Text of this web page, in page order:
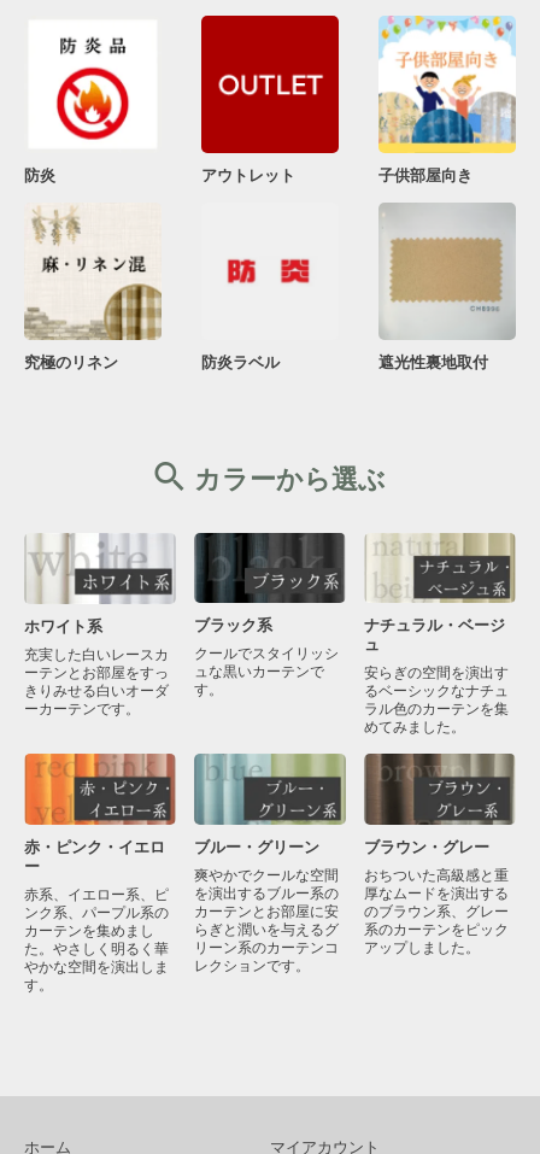
防炎 アウトレット 子供部屋向き
究極のリネン 防炎ラベル 遮光性裏地取付
カラーから選ぶ
ホワイト系
充実した白いレースカ
ーテンとお部屋をすっ
きりみせる白いオーダ
ーカーテンです。
ブラック系
クールでスタイリッシ
ュな黒いカーテンで
す。
ナチュラル・ベージ
ュ
安らぎの空間を演出す
るベーシックなナチュ
ラル色のカーテンを集
めてみました。
赤・ピンク・イエロ
ー
赤系、イエロー系、ピ
ンク系、パープル系の
カーテンを集めまし
た。やさしく明るく華
やかな空間を演出しま
す。
ブルー・グリーン
爽やかでクールな空間
を演出するブルー系の
カーテンとお部屋に安
らぎと潤いを与えるグ
リーン系のカーテンコ
レクションです。
ブラウン・グレー
おちついた高級感と重
厚なムードを演出する
のブラウン系、グレー
系のカーテンをピック
アップしました。
ホーム マイアカウント